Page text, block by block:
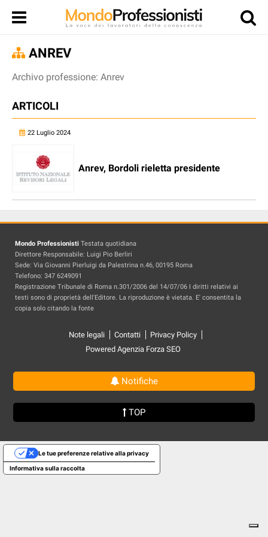
ANREV
Archivo professione: Anrev
ARTICOLI
22 Luglio 2024
Anrev, Bordoli rieletta presidente
Mondo Professionisti Testata quotidiana
Direttore Responsabile: Luigi Pio Berliri
Sede: Via Giovanni Pierluigi da Palestrina n.46, 00195 Roma
Telefono: 347 6249091
Registrazione Tribunale di Roma n.301/2006 del 14/07/06 I diritti relativi ai
testi sono di proprietà dell'Editore. La riproduzione è vietata. E' consentita la
copia solo citando la fonte
Note legali Contatti
Privacy Policy
Powered Agenzia Forza SEO
Notifiche
TOP
Informativa sulla raccolta
Le tue preferenze relative alla privacy